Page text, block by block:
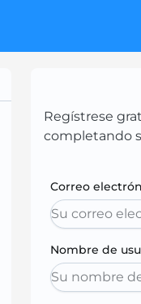
Regístrese
completando
Correo
Nombre de